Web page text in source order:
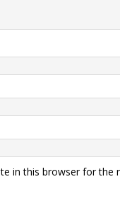
in this browser for the